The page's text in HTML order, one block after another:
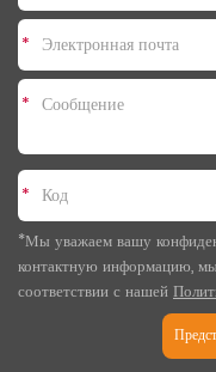
*
*
*
*Мы уважаем вашу
контактную информацию, мы
соответствии с нашей